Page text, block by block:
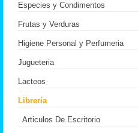
Especies y Condimentos
Frutas y Verduras
Higiene Personal y Perfumeria
Jugueteria
Lacteos
Librería
Articulos De Escritorio